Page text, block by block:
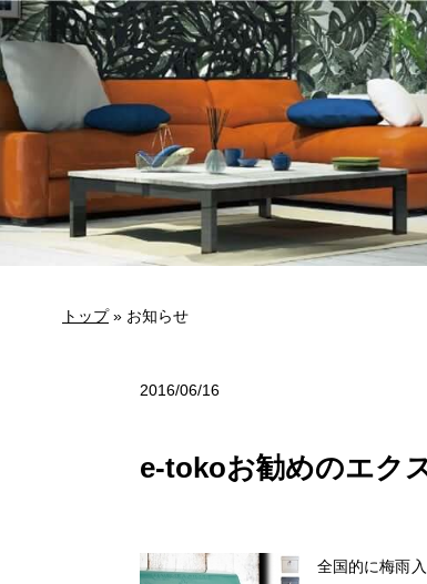
トップ» お知らせ
2016/06/16
e-tokoお勧めのエク
全国的に梅雨